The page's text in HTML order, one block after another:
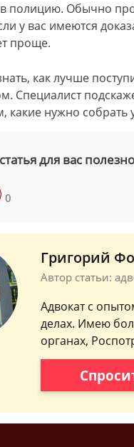
в полицию. Обычно
у вас имеются
проще.
как лучше
Специалист
какие нужно
для вас
0
Григорий
Автор статьи:
Адвокат с
делах. Имею
органах,